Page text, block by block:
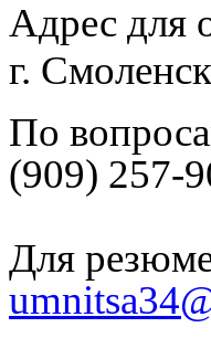
Адрес для
г.
По
(909) 257-
Для